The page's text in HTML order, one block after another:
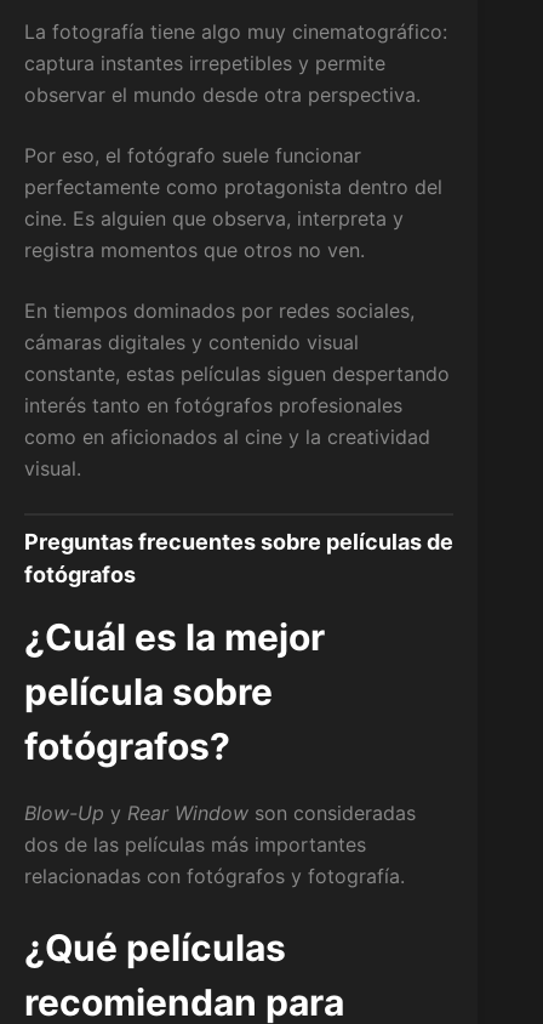
La fotografía tiene algo muy cinematográfico:
captura instantes irrepetibles y permite
observar el mundo desde otra perspectiva.
Por eso, el fotógrafo suele funcionar
perfectamente como protagonista dentro del
cine. Es alguien que observa, interpreta y
registra momentos que otros no ven.
En tiempos dominados por redes sociales,
cámaras digitales y contenido visual
constante, estas películas siguen despertando
interés tanto en fotógrafos profesionales
como en aficionados al cine y la creatividad
visual.
Preguntas frecuentes sobre películas de
fotógrafos
¿Cuál es la mejor
película sobre
fotógrafos?
Blow-Up y Rear Window son consideradas
dos de las películas más importantes
relacionadas con fotógrafos y fotografía.
¿Qué películas
recomiendan para